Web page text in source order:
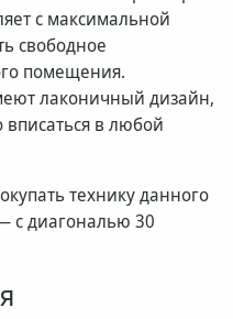
с максимальной
свободное
помещения.
лаконичный дизайн,
в любой
технику данного
с диагональю 30